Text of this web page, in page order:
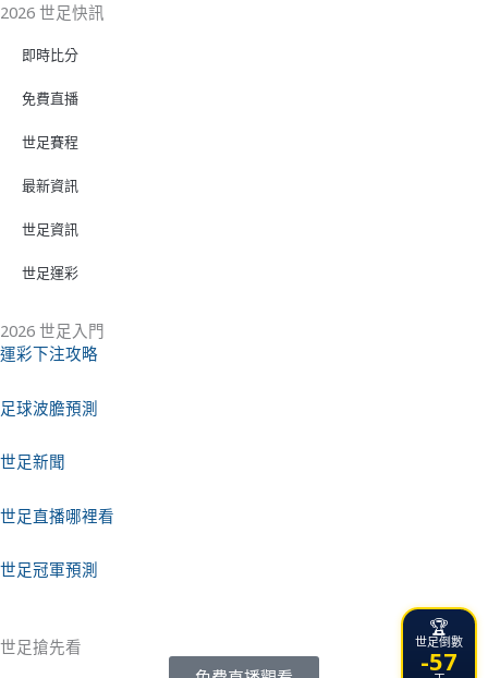
2026 世足快訊
即時比分
免費直播
世足賽程
最新資訊
世足資訊
世足運彩
2026 世足入門
運彩下注攻略
足球波膽預測
世足新聞
世足直播哪裡看
世足冠軍預測
世足搶先看
🏆
世足倒數
-57